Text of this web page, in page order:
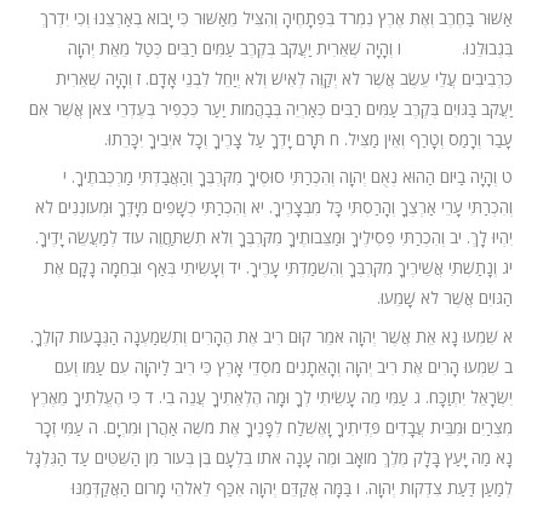
אַשּׁוּר בַּחֶרֶב וְאֶת אֶרֶץ נִמְרֹד בִּפְתָחֶיהָ וְהִצִּיל מֵאַשּׁוּר כִּי יָבוֹא בְאַרְצֵנוּ וְכִי יִדְרֹךְ
בִּגְבוּלֵנוּ. ו וְהָיָה שְׁאֵרִית יַעֲקֹב בְּקֶרֶב עַמִּים רַבִּים כְּטַל מֵאֵת יְהוָה
כִּרְבִיבִים עֲלֵי עֵשֶׂב אֲשֶׁר לֹא יְקַוֶּה לְאִישׁ וְלֹא יְיַחֵל לִבְנֵי אָדָם. ז וְהָיָה שְׁאֵרִית
יַעֲקֹב בַּגּוֹיִם בְּקֶרֶב עַמִּים רַבִּים כְּאַרְיֵה בְּבַהֲמוֹת יַעַר כִּכְפִיר בְּעֶדְרֵי צֹאן אֲשֶׁר אִם
עָבַר וְרָמַס וְטָרַף וְאֵין מַצִּיל. ח תָּרֹם יָדְךָ עַל צָרֶיךָ וְכָל אֹיְבֶיךָ יִכָּרֵתוּ.
ט וְהָיָה בַיּוֹם הַהוּא נְאֻם יְהוָה וְהִכְרַתִּי סוּסֶיךָ מִקִּרְבֶּךָ וְהַאֲבַדְתִּי מַרְכְּבֹתֶיךָ. י
וְהִכְרַתִּי עָרֵי אַרְצֶךָ וְהָרַסְתִּי כָּל מִבְצָרֶיךָ. יא וְהִכְרַתִּי כְשָׁפִים מִיָּדֶךָ וּמְעוֹנְנִים לֹא
יִהְיוּ לָךְ. יב וְהִכְרַתִּי פְסִילֶיךָ וּמַצֵּבוֹתֶיךָ מִקִּרְבֶּךָ וְלֹא תִשְׁתַּחֲוֶה עוֹד לְמַעֲשֵׂה יָדֶיךָ.
יג וְנָתַשְׁתִּי אֲשֵׁירֶיךָ מִקִּרְבֶּךָ וְהִשְׁמַדְתִּי עָרֶיךָ. יד וְעָשִׂיתִי בְּאַף וּבְחֵמָה נָקָם אֶת
הַגּוֹיִם אֲשֶׁר לֹא שָׁמֵעוּ.
א שִׁמְעוּ נָא אֵת אֲשֶׁר יְהוָה אֹמֵר קוּם רִיב אֶת הֶהָרִים וְתִשְׁמַעְנָה הַגְּבָעוֹת קוֹלֶךָ.
ב שִׁמְעוּ הָרִים אֶת רִיב יְהוָה וְהָאֵתָנִים מֹסְדֵי אָרֶץ כִּי רִיב לַיהוָה עִם עַמּוֹ וְעִם
יִשְׂרָאֵל יִתְוַכָּח. ג עַמִּי מֶה עָשִׂיתִי לְךָ וּמָה הֶלְאֵתִיךָ עֲנֵה בִי. ד כִּי הֶעֱלִתִיךָ מֵאֶרֶץ
מִצְרַיִם וּמִבֵּית עֲבָדִים פְּדִיתִיךָ וָאֶשְׁלַח לְפָנֶיךָ אֶת מֹשֶׁה אַהֲרֹן וּמִרְיָם. ה עַמִּי זְכָר
נָא מַה יָּעַץ בָּלָק מֶלֶךְ מוֹאָב וּמֶה עָנָה אֹתוֹ בִּלְעָם בֶּן בְּעוֹר מִן הַשִּׁטִּים עַד הַגִּלְגָּל
לְמַעַן דַּעַת צִדְקוֹת יְהוָה. ו בַּמָּה אֲקַדֵּם יְהוָה אִכַּף לֵאלֹהֵי מָרוֹם הַאֲקַדְּמֶנּוּ